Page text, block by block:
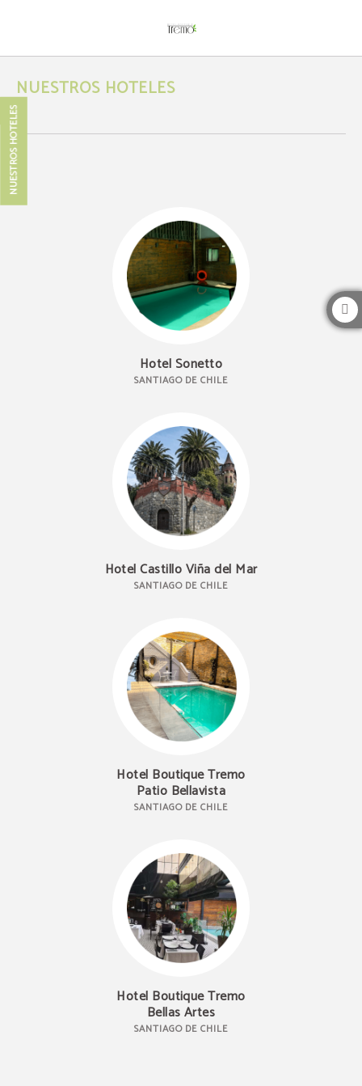
NUESTROS HOTELES
Hotel Sonetto
SANTIAGO DE CHILE
Hotel Castillo Viña del Mar
SANTIAGO DE CHILE
Hotel Boutique Tremo
Patio Bellavista
SANTIAGO DE CHILE
Hotel Boutique Tremo
Bellas Artes
SANTIAGO DE CHILE
MEJOR PRECIO
Mejor precio garantizado
NUESTROS HOTELES